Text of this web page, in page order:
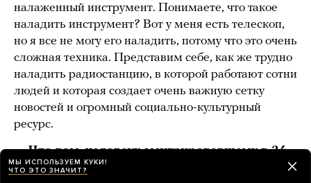
налаженный инструмент. Понимаете, что такое
наладить инструмент? Вот у меня есть телескоп,
но я все не могу его наладить, потому что это очень
сложная техника. Представим себе, как же трудно
наладить радиостанцию, в которой работают сотни
людей и которая создает очень важную сетку
новостей и огромный социально-культурный
ресурс.
— Что вам, человеку эмигрировавшему в 24
года, дал опыт работы на радио «Свобода»?
МЫ ИСПОЛЬЗУЕМ КУКИ!
ЧТО ЭТО ЗНАЧИТ?